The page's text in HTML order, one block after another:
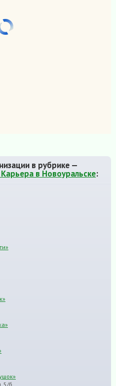
в рубрике —
в Новоуральске:
5/б